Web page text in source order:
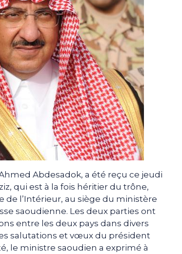
Abdesadok, a été reçu ce jeudi
qui est à la fois héritier du trône,
l’Intérieur, au siège du ministère
saoudienne. Les deux parties ont
entre les deux pays dans divers
salutations et vœux du président
le ministre saoudien a exprimé à